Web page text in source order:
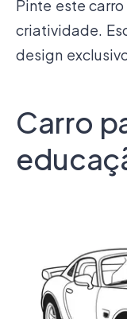
Pinte este
criatividade.
design
Carro